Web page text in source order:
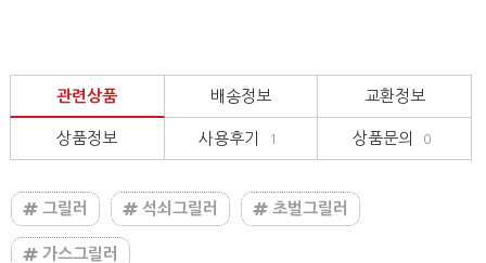
관련상품 배송정보 교환정보
상품정보 사용후기 1 상품문의 0
그릴러 석쇠그릴러 초벌그릴러
가스그릴러